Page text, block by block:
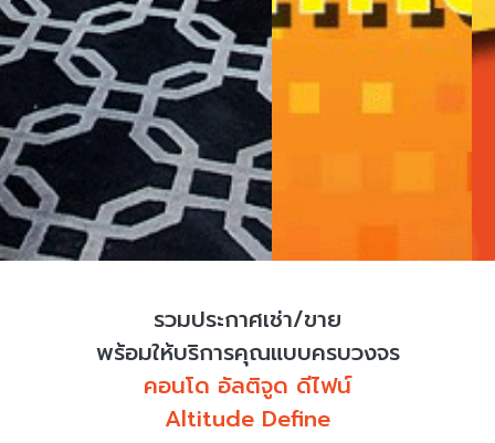
รวมประกาศเช่า/ขาย
พร้อมให้บริการคุณแบบครบวงจร
คอนโด อัลติจูด ดีไฟน์
Altitude Define